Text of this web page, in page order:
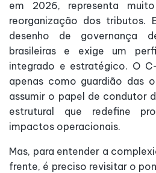
em 2026, representa
reorganização dos tributos.
desenho de governança
brasileiras e exige um
integrado e estratégico. O
apenas como guardião das
assumir o papel de condutor
estrutural que redefine
impactos operacionais.
Mas, para entender a
frente, é preciso revisitar o